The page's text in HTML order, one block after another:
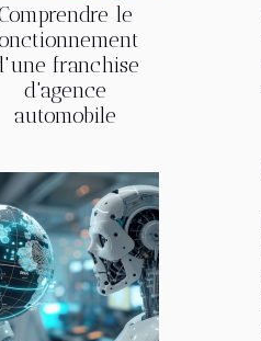
le
franchise
d'agence
automobile